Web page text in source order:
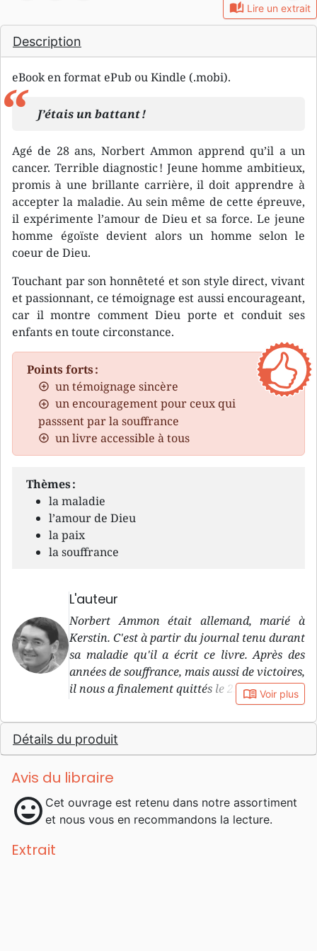
auto_stories Lire un extrait
Description
eBook en format ePub ou Kindle (.mobi).
J’étais un battant !
Agé de 28 ans, Norbert Ammon apprend qu’il a un
cancer. Terrible diagnostic ! Jeune homme ambitieux,
promis à une brillante carrière, il doit apprendre à
accepter la maladie. Au sein même de cette épreuve,
il expérimente l’amour de Dieu et sa force. Le jeune
homme égoïste devient alors un homme selon le
coeur de Dieu.
Touchant par son honnêteté et son style direct, vivant
et passionnant, ce témoignage est aussi encourageant,
car il montre comment Dieu porte et conduit ses
enfants en toute circonstance.
Points forts :
un témoignage sincère
un encouragement pour ceux qui
passsent par la souffrance
un livre accessible à tous
Thèmes :
la maladie
l’amour de Dieu
la paix
la souffrance
L'auteur
Norbert Ammon était allemand, marié à
Kerstin. C'est à partir du journal tenu durant
sa maladie qu'il a écrit ce livre. Après des
années de souffrance, mais aussi de victoires,
il nous a finalement quittés le 25.06.2005
book_open Voir plus
Détails du produit
Avis du libraire
mood Cet ouvrage est retenu dans notre assortiment
et nous vous en recommandons la lecture.
Extrait